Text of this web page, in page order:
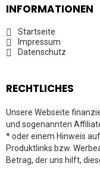
INFORMATIONEN
Startseite
Impressum
Datenschutz
RECHTLICHES
Unsere Webseite
und sogenannten
* oder einem Hinweis
Produktlinks bzw.
Betrag, der uns hilft,